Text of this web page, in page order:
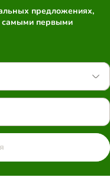
предложениях,
самыми первыми